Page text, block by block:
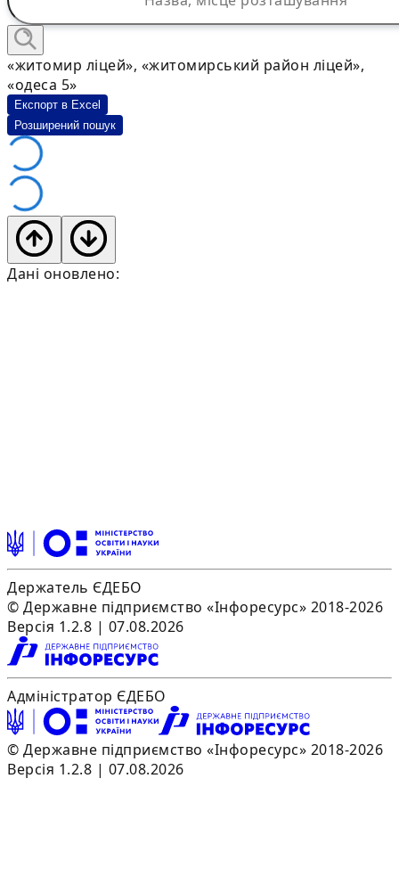
«житомир ліцей», «житомирський район ліцей»,
«одеса 5»
Експорт в Excel
Розширений пошук
Дані оновлено:
Держатель ЄДЕБО
© Державне підприємство «Інфоресурс» 2018-2026
Версія 1.2.8 | 07.08.2026
Адміністратор ЄДЕБО
© Державне підприємство «Інфоресурс» 2018-2026
Версія 1.2.8 | 07.08.2026